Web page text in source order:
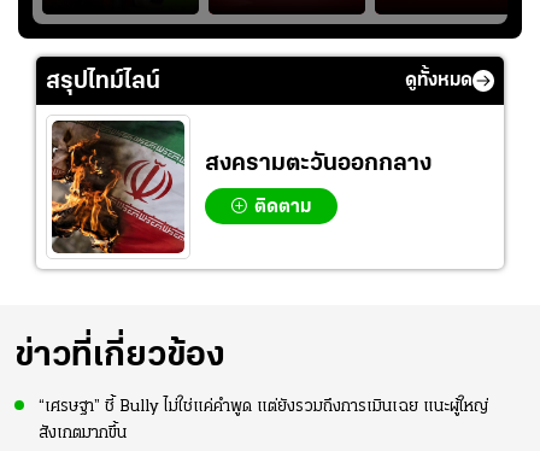
แชมป์ชิงแชมป์
เอเชีย เพื่อตั๋ว
โอลิมปิก
สำหรับแมนยูยุค
"คาร์ริค 2.0"?
ย้ายซบ "แทร็บซอนส
ปอร์"
สรุปไทม์ไลน์ ดูทั้งหมด
สงครามตะวันออกกลาง
ติดตาม
ข่าวที่เกี่ยวข้อง
“เศรษฐา” ชี้ Bully ไม่ใช่แค่คำพูด แต่ยังรวมถึงการเมินเฉย แนะผู้ใหญ่
สังเกตมากขึ้น